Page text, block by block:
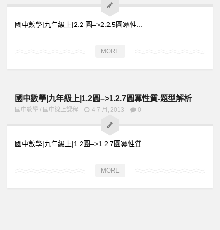
國中數學|九年級上|2.2 圓–>2.2.5圓冪性...
MORE
國中數學|九年級上|1.2圓–>1.2.7圓冪性質-題型解析
國中數學 / 國中線上課程 4 7 月, 2013 0
國中數學|九年級上|1.2圓–>1.2.7圓冪性質...
MORE